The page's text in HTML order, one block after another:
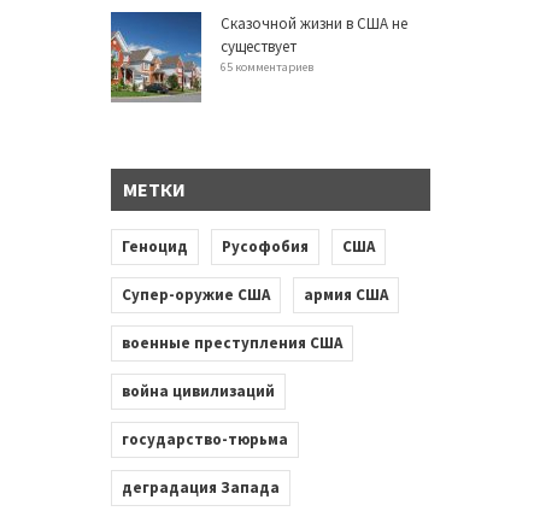
Сказочной жизни в США не
существует
65 комментариев
МЕТКИ
Геноцид Русофобия США
Супер-оружие США армия США
военные преступления США
война цивилизаций
государство-тюрьма
деградация Запада